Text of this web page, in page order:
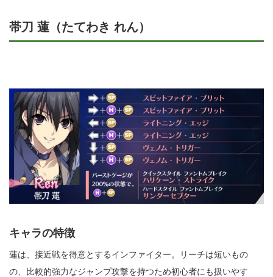
帯刀 蓮（たてわき れん）
キャラの特徴
蓮は、接近戦を得意とするインファイター。リーチは短いもの
の、比較的強力なジャンプ攻撃を持つため初心者にも扱いやす